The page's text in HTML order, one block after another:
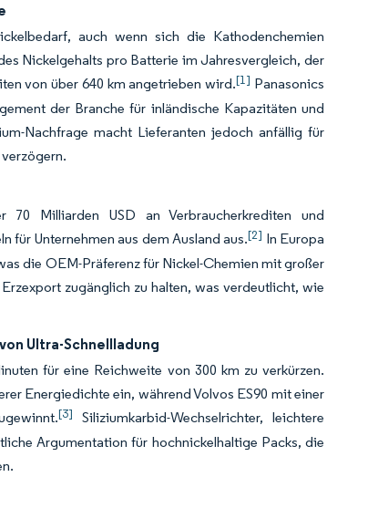
auch wenn sich die Kathodenchemien
Nickelgehalts pro Batterie im Jahresvergleich, der
von über 640 km angetrieben wird.[1] Panasonics
der Branche für inländische Kapazitäten und
Nachfrage macht Lieferanten jedoch anfällig für
Milliarden USD an Verbraucherkrediten und
für Unternehmen aus dem Ausland aus.[2] In Europa
die OEM-Präferenz für Nickel-Chemien mit großer
zugänglich zu halten, was verdeutlicht, wie
Ultra-Schnellladung
für eine Reichweite von 300 km zu verkürzen.
Energiedichte ein, während Volvos ES90 mit einer
[3]
Siliziumkarbid-Wechselrichter, leichtere
Argumentation für hochnickelhaltige Packs, die